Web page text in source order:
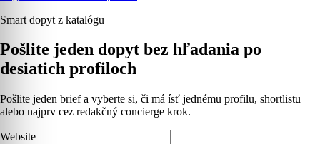
Smart dopyt z katalógu
Pošlite jeden dopyt bez hľadania po
desiatich profiloch
Pošlite jeden brief a vyberte si, či má ísť jednému profilu, shortlistu
alebo najprv cez redakčný concierge krok.
Website